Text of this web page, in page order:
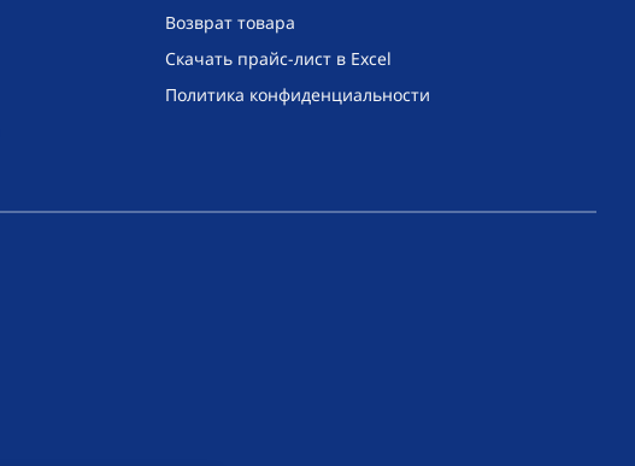
Возврат товара
Скачать прайс-лист в Excel
Политика конфиденциальности